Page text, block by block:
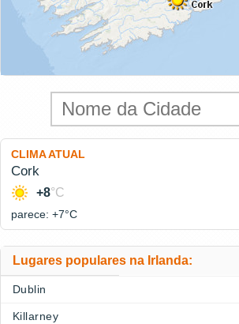
CLIMA ATUAL
Cork
+8°C
parece: +7°C
Lugares populares na Irlanda:
Dublin
Killarney